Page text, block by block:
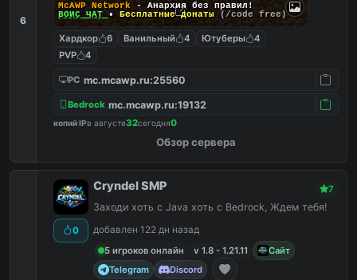
6
McAWP Network
- Анархия без правил!
ВОЙС ЧАТ
• Бесплатные донаты (/code free)
Хардкор 6 Ванильный 4 Ютуберы
4
PVP
4
PC mc.mcawp.ru:25560
Bedrock mc.mcawp.ru:19132
копий IPв августе32сегодня0
Обзор сервера
0
Cryndel SMP 7
Заходи хоть с Java хоть с Bedrock, Ждем тебя!
добавлен 122 дн назад
5 игроков онлайн
v 1.8 - 1.21.11
Сайт
Telegram
Discord